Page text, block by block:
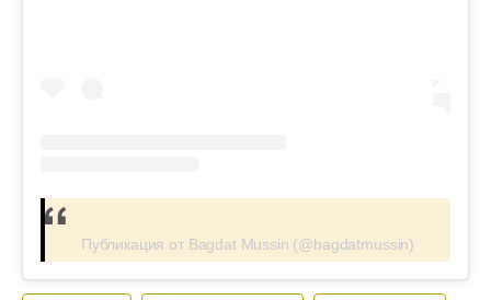
Публикация от Bagdat Mussin (@bagdatmussin)